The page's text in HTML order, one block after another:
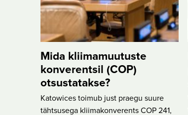
Mida kliimamuutuste
konverentsil (COP)
otsustatakse?
Katowices toimub just praegu suure
tähtsusega kliimakonverents COP 241,